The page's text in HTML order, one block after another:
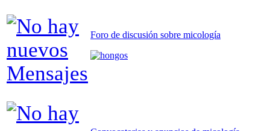
Foro de discusión sobre micología